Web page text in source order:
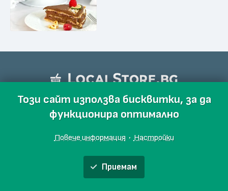
Този сайт използва бисквитки, за да
функционира оптимално
Повече информация · Настройки
Приемам